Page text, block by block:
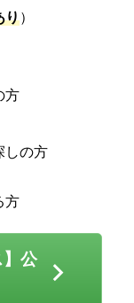
り）
方
しの方
方
】公